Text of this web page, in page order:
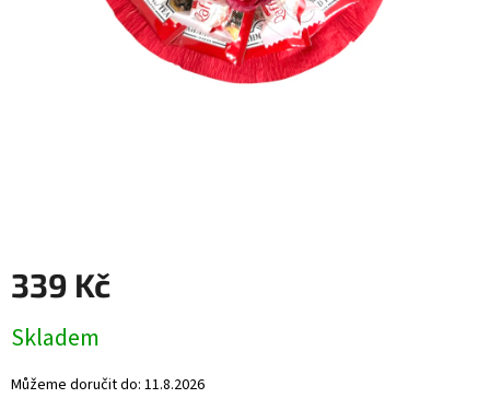
339 Kč
cena:
Skladem
Můžeme doručit do: 11.8.2026